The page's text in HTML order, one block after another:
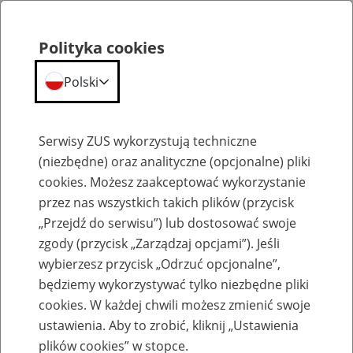
Aktualności
Inne
maja
Polityka cookies
Polski
Serwisy ZUS wykorzystują techniczne
(niezbędne) oraz analityczne (opcjonalne) pliki
cookies. Możesz zaakceptować wykorzystanie
przez nas wszystkich takich plików (przycisk
„Przejdź do serwisu”) lub dostosować swoje
zgody (przycisk „Zarządzaj opcjami”). Jeśli
wybierzesz przycisk „Odrzuć opcjonalne”,
będziemy wykorzystywać tylko niezbędne pliki
cookies. W każdej chwili możesz zmienić swoje
ustawienia. Aby to zrobić, kliknij „Ustawienia
plików cookies” w stopce.